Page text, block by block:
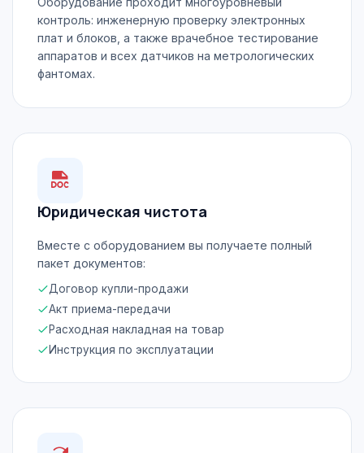
контроль: инженерную проверку электронных
плат и блоков, а также врачебное тестирование
аппаратов и всех датчиков на метрологических
фантомах.
Юридическая чистота
Вместе с оборудованием вы получаете полный
пакет документов:
Договор купли-продажи
Акт приема-передачи
Расходная накладная на товар
Инструкция по эксплуатации